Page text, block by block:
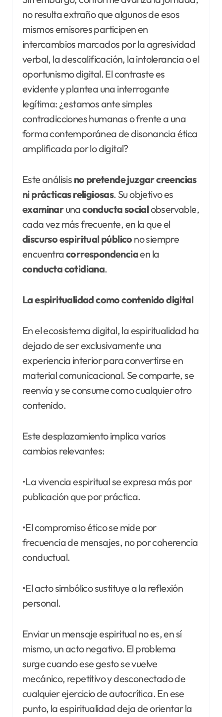
no resulta extraño que algunos de esos
mismos emisores participen en
intercambios marcados por la agresividad
verbal, la descalificación, la intolerancia o el
oportunismo digital. El contraste es
evidente y plantea una interrogante
legítima: ¿estamos ante simples
contradicciones humanas o frente a una
forma contemporánea de disonancia ética
amplificada por lo digital?
Este análisis no pretende juzgar creencias
niprácticas religiosas. Su objetivo es
examinarunaconducta socialobservable,
cada vez más frecuente, en la que el
discurso espiritualpúblico no siempre
encuentracorrespondenciaen la
conducta cotidiana.
La espiritualidad como contenido digital
En el ecosistema digital, la espiritualidad ha
dejado de ser exclusivamente una
experiencia interior para convertirse en
material comunicacional. Se comparte, se
reenvía y se consume como cualquier otro
contenido.
Este desplazamiento implica varios
cambios relevantes:
•La vivencia espiritual se expresa más por
publicación que por práctica.
•El compromiso ético se mide por
frecuencia de mensajes, no por coherencia
conductual.
•El acto simbólico sustituye a la reflexión
personal.
Enviar un mensaje espiritual no es, en sí
mismo, un acto negativo. El problema
surge cuando ese gesto se vuelve
mecánico, repetitivo y desconectado de
cualquier ejercicio de autocrítica. En ese
punto, la espiritualidad deja de orientar la